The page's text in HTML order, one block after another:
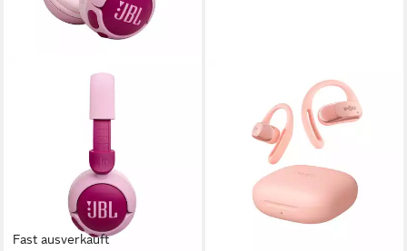
Fast ausverkauft